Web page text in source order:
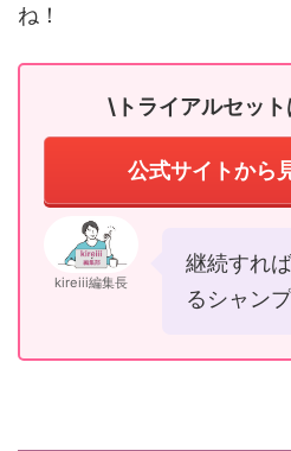
ね！
\トライアルセッ
公式サイトから
kireiii編集長
継続すれ
るシャン